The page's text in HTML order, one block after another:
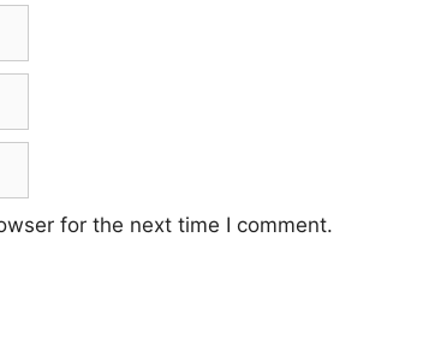
for the next time I comment.